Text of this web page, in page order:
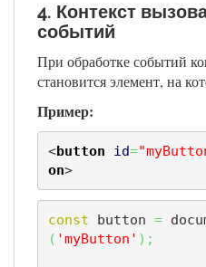
4. Контекст
событий
При обработке событий
становится элемент, на
Пример:
<button id=
on>
const button =
( 'myButton' ) ;